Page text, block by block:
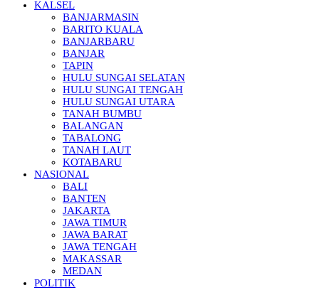
KALSEL
BANJARMASIN
BARITO KUALA
BANJARBARU
BANJAR
TAPIN
HULU SUNGAI SELATAN
HULU SUNGAI TENGAH
HULU SUNGAI UTARA
TANAH BUMBU
BALANGAN
TABALONG
TANAH LAUT
KOTABARU
NASIONAL
BALI
BANTEN
JAKARTA
JAWA TIMUR
JAWA BARAT
JAWA TENGAH
MAKASSAR
MEDAN
POLITIK